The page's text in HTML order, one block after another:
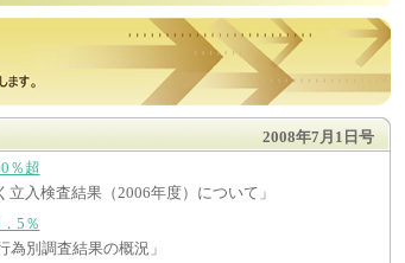
2008年7月1日号
％超
入検査結果（2006年度）について」
5％
為別調査結果の概況」